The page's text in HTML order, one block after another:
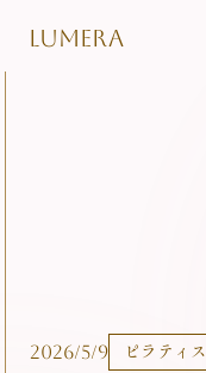
LUMERA
2026/5/9 ピラティス